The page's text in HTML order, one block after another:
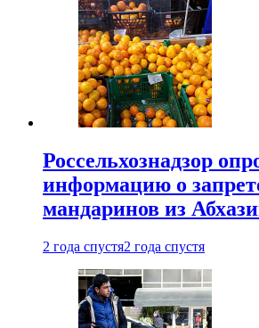
Россельхознадзор
информацию о
мандаринов из
2 года спустя2 года спустя